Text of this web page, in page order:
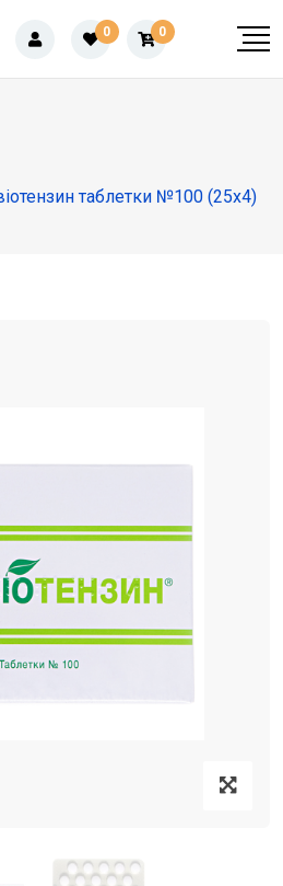
0 0
таблетки №100 (25х4)